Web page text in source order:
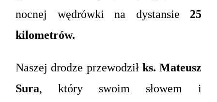
nocnej wędrówki na dystansie 25
kilometrów.
Naszej drodze przewodził ks. Mateusz
Sura, który swoim słowem i